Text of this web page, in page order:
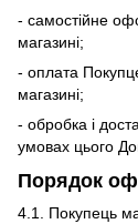
- самостійне
магазині;
- оплата
магазині;
- обробка і
умовах цього
Порядок
4.1. Покупець